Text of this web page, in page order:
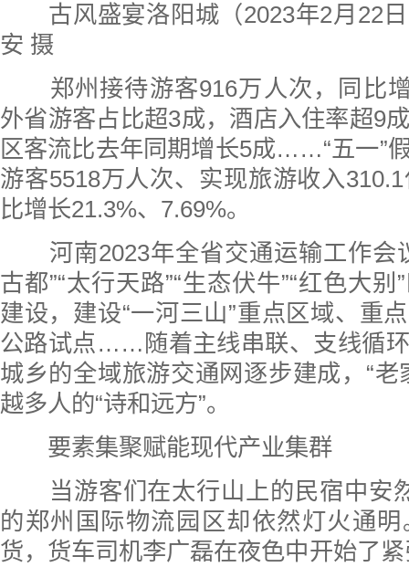
古风盛宴洛阳城（2023年2月22
安 摄
郑州接待游客916万人次，同比增
外省游客占比超3成，酒店入住率超9
区客流比去年同期增长5成……“五一”
游客5518万人次、实现旅游收入
比增长21.3%、7.69%。
河南2023年全省交通运输工作会
古都”“太行天路”“生态伏牛”“红色大
建设，建设“一河三山”重点区域、重
公路试点……随着主线串联、支线循
城乡的全域旅游交通网逐步建成，“老
越多人的“诗和远方”。
要素集聚赋能现代产业集群
当游客们在太行山上的民宿中安
的郑州国际物流园区却依然灯火通
货，货车司机李广磊在夜色中开始了